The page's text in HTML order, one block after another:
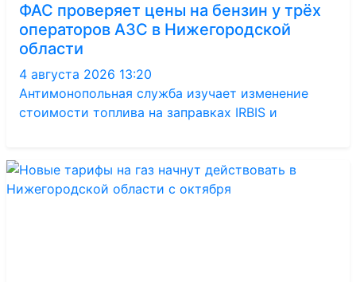
ФАС проверяет цены на бензин у трёх
операторов АЗС в Нижегородской
области
4 августа 2026 13:20
Антимонопольная служба изучает изменение
стоимости топлива на заправках IRBIS и